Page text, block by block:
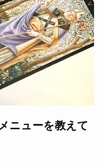
ニューを教えて